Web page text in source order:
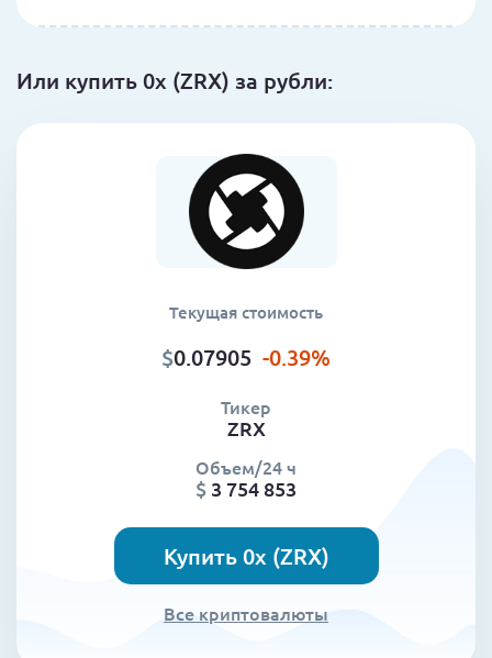
Или купить 0x (ZRX) за рубли:
Текущая стоимость
$0.07905 -0.39%
Тикер
ZRX
Объем/24 ч
$ 3 754 853
Купить 0x (ZRX)
Все криптовалюты